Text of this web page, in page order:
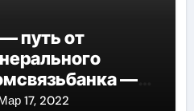
путь от
—
в банковской
17, 2022